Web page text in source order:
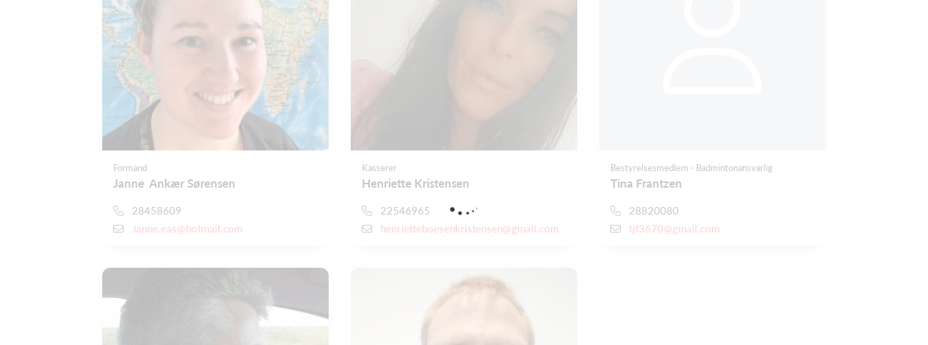
Formand
Janne Ankær Sørensen
28458609
Janne.eas@hotmail.com
Kasserer
Henriette Kristensen
22546965
henrietteboesenkristensen@gmail.com
Bestyrelsesmedlem - Badmintonansvarlig
Tina Frantzen
28820080
tjf3670@gmail.com